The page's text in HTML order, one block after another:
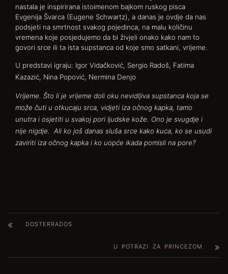
nastala je inspirirana istoimenom bajkom ruskog pisca
Evgenija Švarca (Eugene Schwartz), a danas je ovdje da nas
podsjeti na smrtnost svakog pojedinca, na malu količinu
vremena koje posjedujemo da bi živjeli onako kako nam to
govori srce ili ta ista supstanca od koje smo satkani, vrijeme.
U predstavi igraju: Igor Vidačković, Sergio Radoš, Fatima
Kazazić, Nina Popović, Nermina Denjo
Vrijeme. Što li je vrijeme doli oku nevidljiva supstanca koja se
može čuti u otkucaju srca, vidjeti iza očnog kapka, tamo
unutra i osjetiti u svakoj pori ljudske kože. Ono je svugdje i
nije nigdje. Ali ko još danas sluša srce kako kuca, ko se usudi
zaviriti iza očnog kapka i ko uopće ikada pomisli na pore?
DOSTERRADOS
U POTRAZI ZA PRINCEZOM